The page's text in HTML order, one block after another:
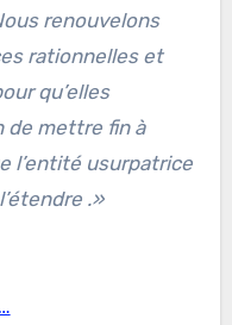
renouvelons
rationnelles et
qu’elles
de mettre fin à
l’entité usurpatrice
.»